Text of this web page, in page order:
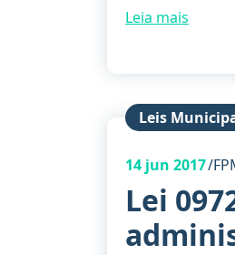
Leia mais
Leis
14 jun 2017
Lei